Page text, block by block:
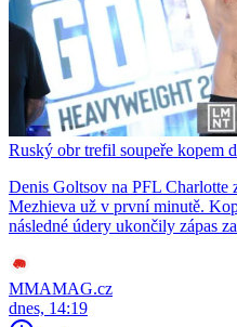
Ruský obr trefil soupeře kopem
Denis Goltsov na PFL Charlotte
Mezhieva už v první minutě.
následné údery ukončily zápas
MMAMAG.cz
dnes, 14:19